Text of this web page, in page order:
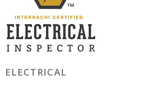
ELECTRICAL